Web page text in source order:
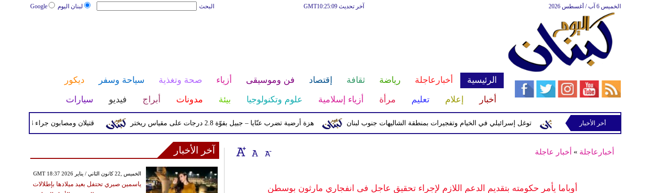
لبنان اليوم Google البحث آخر تحديث GMT10:25:09 الخميس 6 آب / أغسطس 2026
الرئيسية أخبارعاجلة رياضة ثقافة إقتصاد فن وموسيقى أزياء صحة وتغذية سياحة وسفر
ديكور
أخبار
إعلام تعليم مرأة أزياء إسلامية علوم وتكنولوجيا بيئة مدونات أبراج فيديو سيارات
قتيلان ومصابون جراء 14 غارة إسرائيلية على شرق وجنوب لبنان هزة أرضية تضرب عنّايا – جبيل بقوّة 2.8 درجات على مقياس ريختر توغل إسرائيلي في الخيام وتفجيرات بمنطقة الشاليهات جنوب لبنان في رب ثلاثين
أخر الأخبار
أخبارعاجلة » أخبار عاجلة
أوباما يأمر حكومته بتقديم الدعم اللازم لإجراء تحقيق عاجل فى انفجاري مارثون بوسطن
آخر الأخبار
GMT 18:37 2026 الخميس ,22 كانون الثاني / يناير
ياسمين صبري تحتفل بعيد ميلادها بإطلالات